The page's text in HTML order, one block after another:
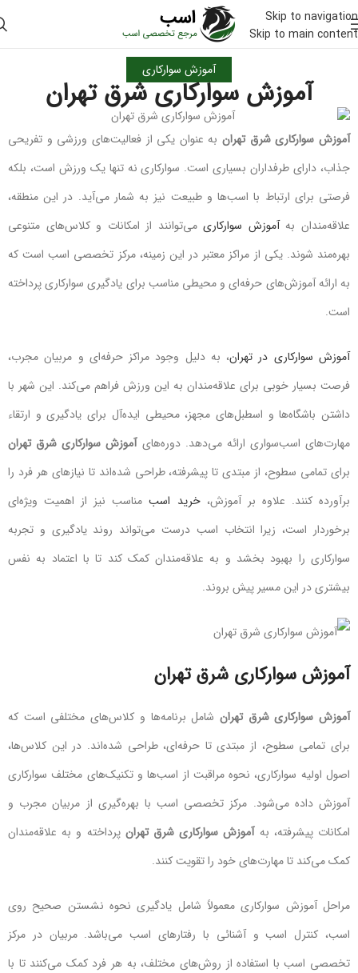
Skip to navigation
Skip to main content
آموزش سوارکاری
آموزش سوارکاری شرق تهران
آموزش سوارکاری شرق تهرانبه عنوان یکی از فعالیت‌های ورزشی و تفریحی
جذاب، دارای طرفداران بسیاری است. سوارکاری نه تنها یک ورزش است، بلکه
فرصتی برای ارتباط با اسب‌ها و طبیعت نیز به شمار می‌آید. در این منطقه،
علاقه‌مندان بهآموزش سوارکاریمی‌توانند از امکانات و کلاس‌های متنوعی
بهره‌مند شوند. یکی از مراکز معتبر در این زمینه، مرکز تخصصی اسب است که
به ارائه آموزش‌های حرفه‌ای و محیطی مناسب برای یادگیری سوارکاری پرداخته
است.
آموزش سوارکاری در تهران، به دلیل وجود مراکز حرفه‌ای و مربیان مجرب،
فرصت بسیار خوبی برای علاقه‌مندان به این ورزش فراهم می‌کند. این شهر با
داشتن باشگاه‌ها و اسطبل‌های مجهز، محیطی ایده‌آل برای یادگیری و ارتقاء
مهارت‌های اسب‌سواری ارائه می‌دهد. دوره‌هایآموزش سوارکاری شرق تهران
برای تمامی سطوح، از مبتدی تا پیشرفته، طراحی شده‌اند تا نیازهای هر فرد را
برآورده کنند. علاوه بر آموزش،خرید اسبمناسب نیز از اهمیت ویژه‌ای
برخوردار است، زیرا انتخاب اسب درست می‌تواند روند یادگیری و تجربه
سوارکاری را بهبود بخشد و به علاقه‌مندان کمک کند تا با اعتماد به نفس
بیشتری در این مسیر پیش بروند.
آموزش سوارکاری شرق تهران
آموزش سوارکاری شرق تهران شامل برنامه‌ها و کلاس‌های مختلفی است که
برای تمامی سطوح، از مبتدی تا حرفه‌ای، طراحی شده‌اند. در این کلاس‌ها،
اصول اولیه سوارکاری، نحوه مراقبت از اسب‌ها و تکنیک‌های مختلف سوارکاری
آموزش داده می‌شود. مرکز تخصصی اسب با بهره‌گیری از مربیان مجرب و
امکانات پیشرفته، بهآموزش سوارکاری شرق تهران پرداخته و به علاقه‌مندان
کمک می‌کند تا مهارت‌های خود را تقویت کنند.
مراحل آموزش سوارکاری معمولاً شامل یادگیری نحوه نشستن صحیح روی
اسب، کنترل اسب و آشنائی با رفتارهای اسب می‌باشد. مربیان در مرکز
تخصصی اسب با استفاده از روش‌های مختلف، به هر فرد کمک می‌کنند تا با